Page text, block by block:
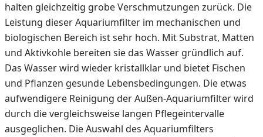
halten gleichzeitig grobe Verschmutzungen zurück. Die
Leistung dieser Aquariumfilter im mechanischen und
biologischen Bereich ist sehr hoch. Mit Substrat, Matten
und Aktivkohle bereiten sie das Wasser gründlich auf.
Das Wasser wird wieder kristallklar und bietet Fischen
und Pflanzen gesunde Lebensbedingungen. Die etwas
aufwendigere Reinigung der Außen-Aquariumfilter wird
durch die vergleichsweise langen Pflegeintervalle
ausgeglichen. Die Auswahl des Aquariumfilters